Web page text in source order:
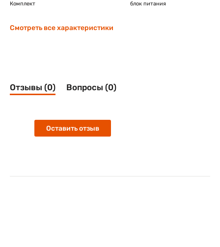
Комплект блок питания
Смотреть все характеристики
Отзывы (0) Вопросы (0)
Оставить отзыв